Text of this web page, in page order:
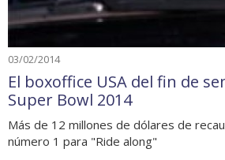
03/02/2014
El boxoffice USA del fin de
Super Bowl 2014
Más de 12 millones de dólares de
número 1 para "Ride along"